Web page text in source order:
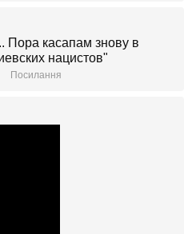
Пора касапам знову в
нацистов"
Посилання